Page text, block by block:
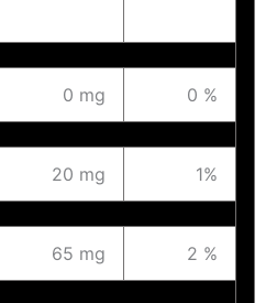
0 mg 0 %
20 mg 1%
65 mg 2 %